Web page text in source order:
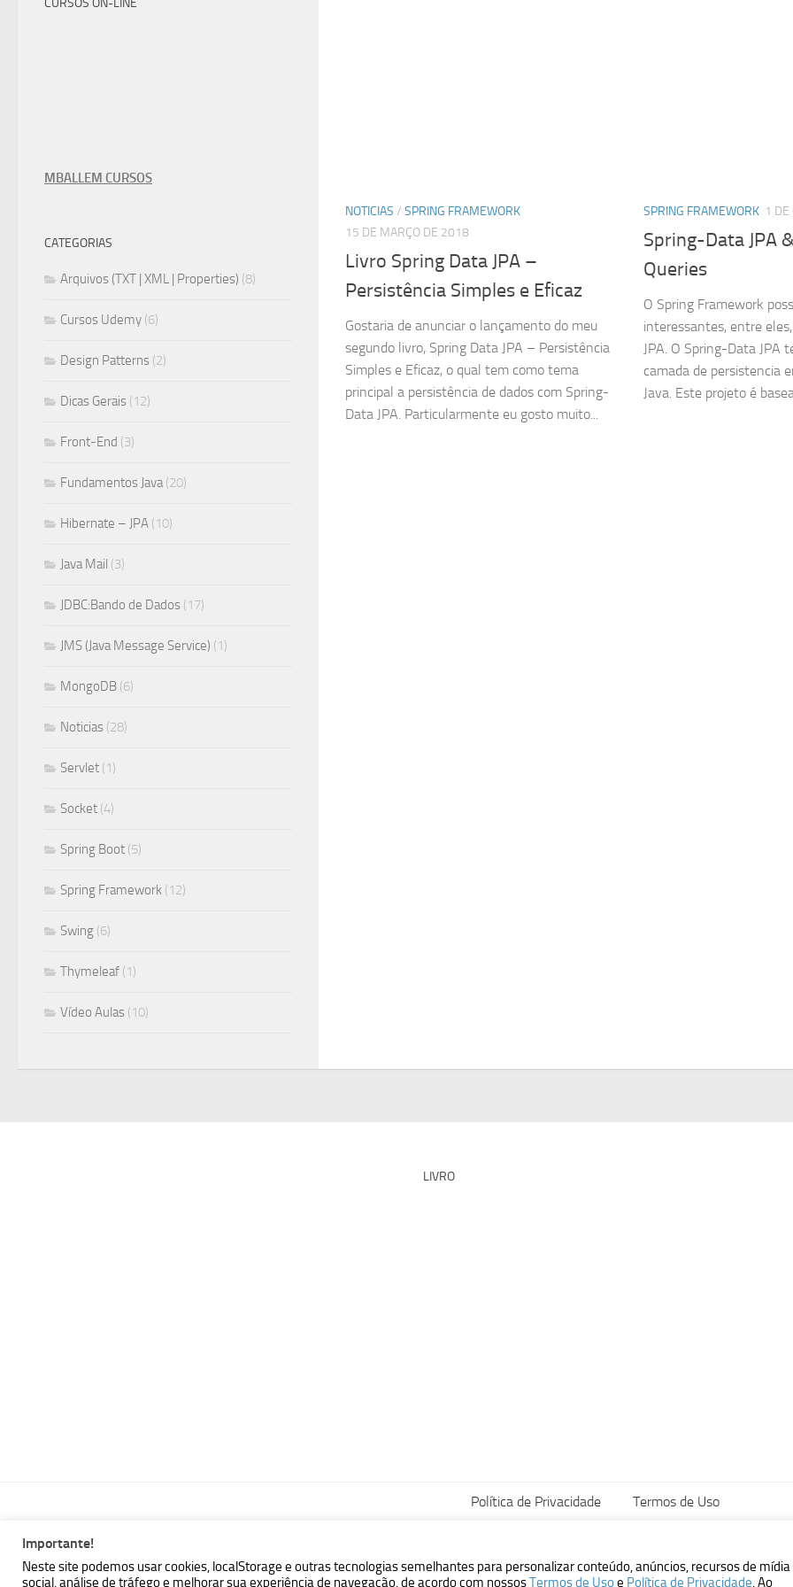
NOTICIAS / SPRING FRAMEWORK
15 DE MARÇO DE 2018
Livro Spring Data JPA –
Persistência Simples e Eficaz
Gostaria de anunciar o lançamento do meu
segundo livro, Spring Data JPA – Persistência
Simples e Eficaz, o qual tem como tema
principal a persistência de dados com Spring-
Data JPA. Particularmente eu gosto muito...
SPRING FRAMEWORK 1
Spring-Data JPA
Queries
O Spring Framework
interessantes, entre
JPA. O Spring-Data JPA
camada de persistencia
Java. Este projeto é
CURSOS ON-LINE
MBALLEM CURSOS
CATEGORIAS
Arquivos (TXT | XML | Properties) (8)
Cursos Udemy (6)
Design Patterns (2)
Dicas Gerais (12)
Front-End (3)
Fundamentos Java(20)
Hibernate – JPA (10)
Java Mail (3)
JDBC:Bando de Dados (17)
JMS (Java Message Service) (1)
MongoDB (6)
Noticias (28)
Servlet (1)
Socket (4)
Spring Boot (5)
Spring Framework (12)
Swing (6)
Thymeleaf (1)
Vídeo Aulas (10)
LIVRO
Política de Privacidade Termos de Uso
MBallem | Programando com Java © 2026. Todos Direitos Reservados.
Powered by - Designed with theHueman theme
Importante!
Neste site podemos usar cookies, localStorage e outras tecnologias semelhantes para personalizar conteúdo, anúncios, recursos de mídia
social, análise de tráfego e melhorar sua experiência de navegação, de acordo com nossosTermos de Usoe Política de Privacidade. Ao